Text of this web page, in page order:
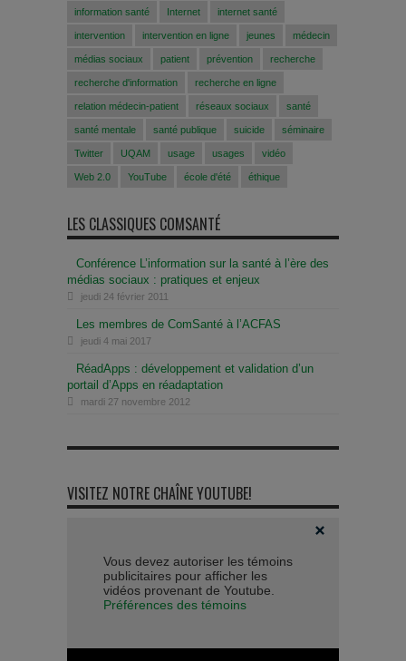
information santé Internet internet santé
intervention intervention en ligne jeunes médecin
médias sociaux patient prévention recherche
recherche d'information recherche en ligne
relation médecin-patient réseaux sociaux santé
santé mentale santé publique suicide séminaire
Twitter UQAM usage usages vidéo
Web 2.0 YouTube école d'été éthique
LES CLASSIQUES COMSANTÉ
Conférence L’information sur la santé à l’ère des
médias sociaux : pratiques et enjeux
jeudi 24 février 2011
Les membres de ComSanté à l’ACFAS
jeudi 4 mai 2017
RéadApps : développement et validation d’un
portail d’Apps en réadaptation
mardi 27 novembre 2012
VISITEZ NOTRE CHAÎNE YOUTUBE!
Vous devez autoriser les témoins
publicitaires pour afficher les
vidéos provenant de Youtube.
Préférences des témoins